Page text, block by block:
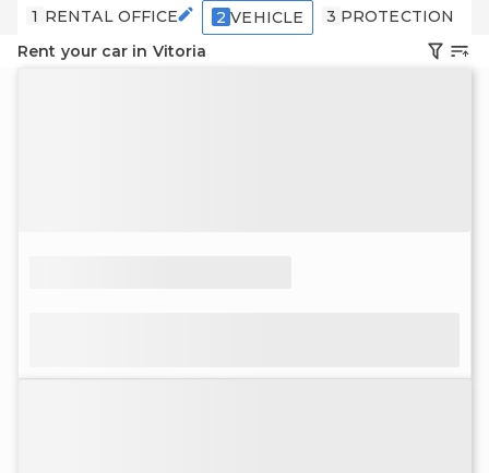
1 RENTAL OFFICE 2 VEHICLE 3 PROTECTION
Rent your car in Vitoria